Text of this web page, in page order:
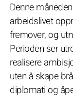
Denne
arbeidslivet
fremover, og
Perioden ser
realisere
uten å skape
diplomati og